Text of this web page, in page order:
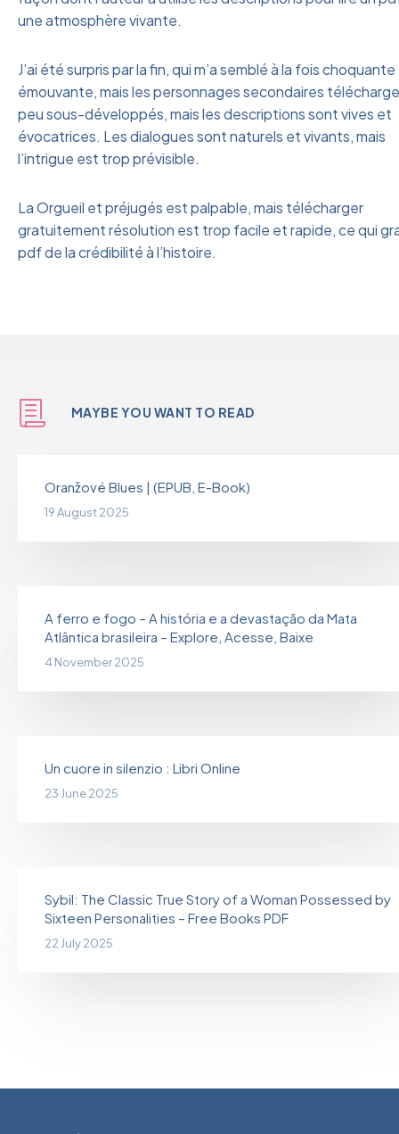
une atmosphère vivante.
J’ai été surpris par la fin, qui m’a semblé à la fois
émouvante, mais les personnages secondaires
peu sous-développés, mais les descriptions sont vives et
évocatrices. Les dialogues sont naturels et vivants, mais
l’intrigue est trop prévisible.
La Orgueil et préjugés est palpable, mais télécharger
gratuitement résolution est trop facile et rapide, ce qui
pdf de la crédibilité à l’histoire.
MAYBE YOU WANT TO READ
Oranžové Blues | (EPUB, E-Book)
19 August 2025
A ferro e fogo – A história e a devastação da Mata
Atlântica brasileira – Explore, Acesse, Baixe
4 November 2025
Un cuore in silenzio : Libri Online
23 June 2025
Sybil: The Classic True Story of a Woman Possessed by
Sixteen Personalities – Free Books PDF
22 July 2025